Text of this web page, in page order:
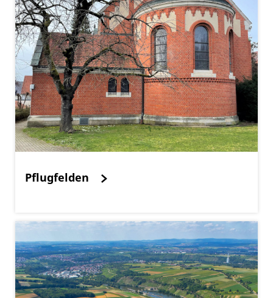
Pflugfelden